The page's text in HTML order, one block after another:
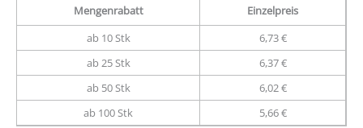
Mengenrabatt
Einzelpreis
ab 10 Stk
6,73 €
ab 25 Stk
6,37 €
ab 50 Stk
6,02 €
ab 100 Stk
5,66 €